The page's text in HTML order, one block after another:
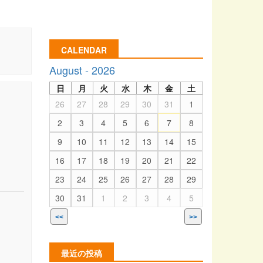
CALENDAR
August - 2026
日 月 火 水 木 金
土
26
27 28 29 30 31
1
2
3 4 5 6 7
8
9
10 11 12 13 14
15
16
17 18 19 20 21
22
23
24 25 26 27 28
29
30
31 1 2 3 4 5
<< >>
最近の投稿